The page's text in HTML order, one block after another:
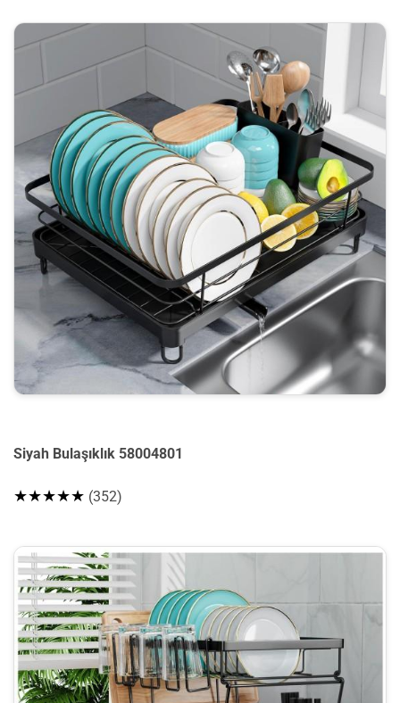
Siyah Bulaşıklık 58004801
★★★★★ (352)